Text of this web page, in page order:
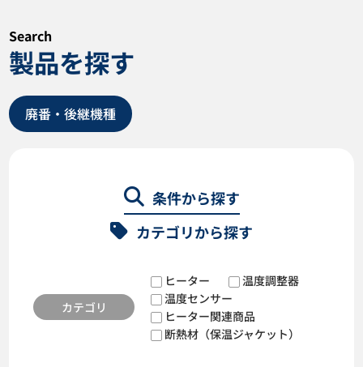
Search
製品を探す
廃番・後継機種
条件から探す
カテゴリから探す
カテゴリ
ヒーター
温度調整器
温度センサー
ヒーター関連商品
断熱材（保温ジャケット）